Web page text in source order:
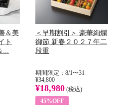
＆美
ト
＜早期割引＞ 豪華絢爛
御節 新春２０２７年二
段重
期間限定：8/1〜31
¥34,800
¥18,980 (税込)
45%OFF